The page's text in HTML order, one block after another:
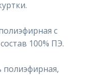
с
100% ПЭ.
полиэфирная,